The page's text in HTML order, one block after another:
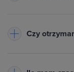
Twoim koncie w
Czy